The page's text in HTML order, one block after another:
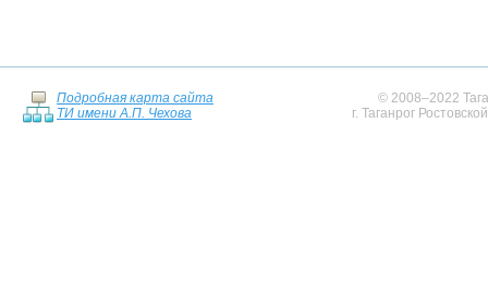
Подробная карта сайта
ТИ имени А.П. Чехова
© 2008–2022
г. Таганрог